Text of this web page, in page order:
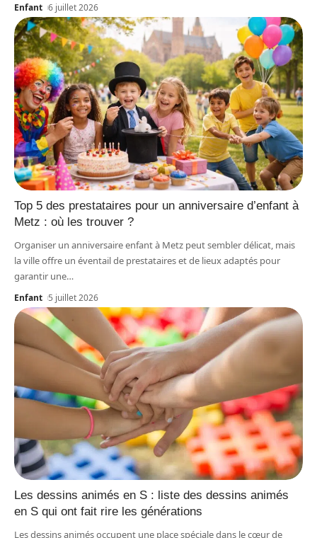
Enfant 6 juillet 2026
Top 5 des prestataires pour un anniversaire d’enfant à
Metz : où les trouver ?
Organiser un anniversaire enfant à Metz peut sembler délicat, mais
la ville offre un éventail de prestataires et de lieux adaptés pour
garantir une…
Enfant 5 juillet 2026
Les dessins animés en S : liste des dessins animés
en S qui ont fait rire les générations
Les dessins animés occupent une place spéciale dans le cœur de